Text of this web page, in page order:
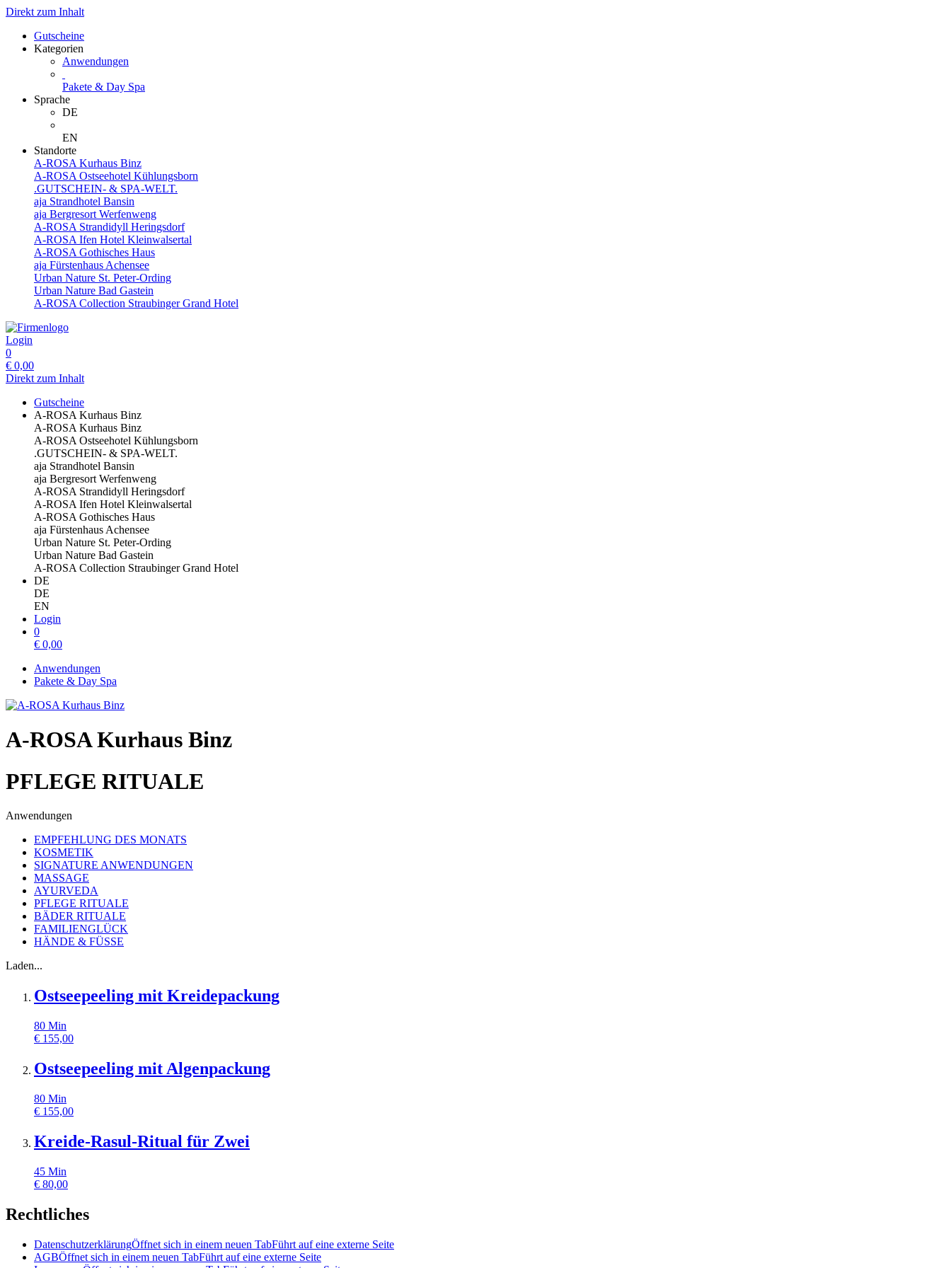
Direkt zum Inhalt
Gutscheine
Kategorien
Anwendungen
Pakete & Day Spa
Sprache
DE
EN
Standorte
A-ROSA Kurhaus Binz
A-ROSA Ostseehotel Kühlungsborn
.GUTSCHEIN- & SPA-WELT.
aja Strandhotel Bansin
aja Bergresort Werfenweng
A-ROSA Strandidyll Heringsdorf
A-ROSA Ifen Hotel Kleinwalsertal
A-ROSA Gothisches Haus
aja Fürstenhaus Achensee
Urban Nature St. Peter-Ording
Urban Nature Bad Gastein
A-ROSA Collection Straubinger Grand Hotel
Login
0
€ 0,00
Direkt zum Inhalt
Gutscheine
A-ROSA Kurhaus Binz
A-ROSA Kurhaus Binz
A-ROSA Ostseehotel Kühlungsborn
.GUTSCHEIN- & SPA-WELT.
aja Strandhotel Bansin
aja Bergresort Werfenweng
A-ROSA Strandidyll Heringsdorf
A-ROSA Ifen Hotel Kleinwalsertal
A-ROSA Gothisches Haus
aja Fürstenhaus Achensee
Urban Nature St. Peter-Ording
Urban Nature Bad Gastein
A-ROSA Collection Straubinger Grand Hotel
DE
DE
EN
Login
0
€ 0,00
Anwendungen
Pakete & Day Spa
A-ROSA Kurhaus Binz
PFLEGE RITUALE
Anwendungen
EMPFEHLUNG DES MONATS
KOSMETIK
SIGNATURE ANWENDUNGEN
MASSAGE
AYURVEDA
PFLEGE RITUALE
BÄDER RITUALE
FAMILIENGLÜCK
HÄNDE & FÜSSE
Laden...
Ostseepeeling mit Kreidepackung
80 Min
€ 155,00
Ostseepeeling mit Algenpackung
80 Min
€ 155,00
Kreide-Rasul-Ritual für Zwei
45 Min
€ 80,00
Rechtliches
DatenschutzerklärungÖffnet sich in einem neuen TabFührt auf eine externe Seite
AGBÖffnet sich in einem neuen TabFührt auf eine externe Seite